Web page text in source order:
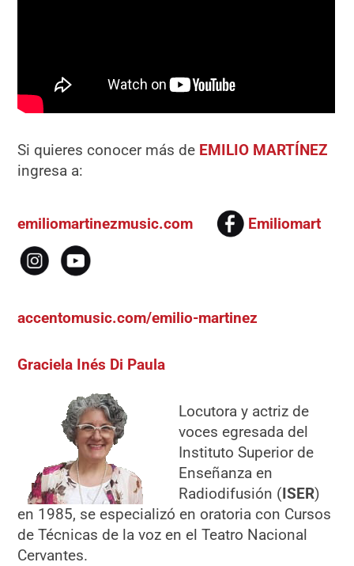
Si quieres conocer más de EMILIO MARTÍNEZ
ingresa a:
emiliomartinezmusic.com Emiliomart
accentomusic.com/emilio-martinez
Graciela Inés Di Paula
Locutora y actriz de
voces egresada del
Instituto Superior de
Enseñanza en
Radiodifusión (ISER)
en 1985, se especializó en oratoria con Cursos
de Técnicas de la voz en el Teatro Nacional
Cervantes.